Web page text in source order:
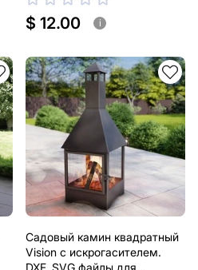
$ 12.00 i
Садовый камин квадратный
Vision с искрогасителем.
DXF, SVG файлы для